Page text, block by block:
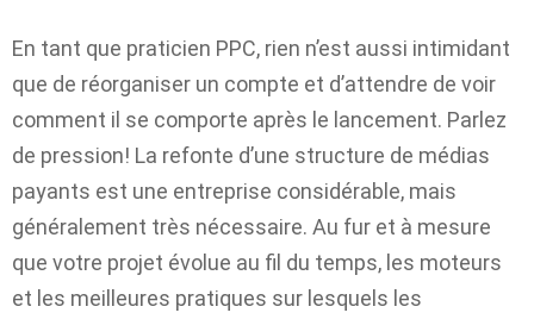
En tant que praticien PPC, rien n’est aussi intimidant
que de réorganiser un compte et d’attendre de voir
comment il se comporte après le lancement. Parlez
de pression! La refonte d’une structure de médias
payants est une entreprise considérable, mais
généralement très nécessaire. Au fur et à mesure
que votre projet évolue au fil du temps, les moteurs
et les meilleures pratiques sur lesquels les